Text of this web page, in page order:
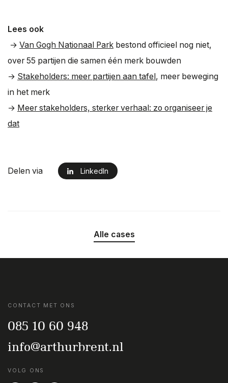
Lees ook
→ Van Gogh Nationaal Park bestond officieel nog niet,
over 55 partijen die samen één merk bouwden
→ Stakeholders: meer partijen aan tafel, meer beweging
in het merk
→ Meer stakeholders, sterker verhaal: zo organiseer je
dat
Delen via LinkedIn
Alle cases
CONTACT MET ONS
085 10 60 948
info@arthurbrent.nl
VOLG ONS